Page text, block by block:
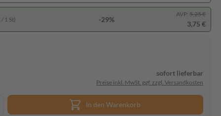
1 St) -29%
AVP: 5,25 €
3,75 €
sofort lieferbar
Preise inkl. MwSt. ggf. zzgl. Versandkosten
In den Warenkorb